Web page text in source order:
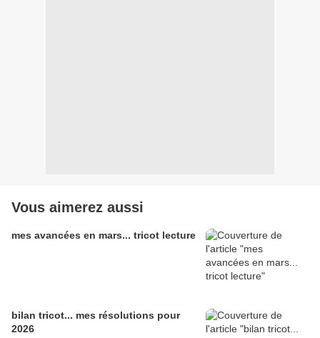
Vous aimerez aussi
mes avancées en mars... tricot lecture
bilan tricot... mes résolutions pour
2026